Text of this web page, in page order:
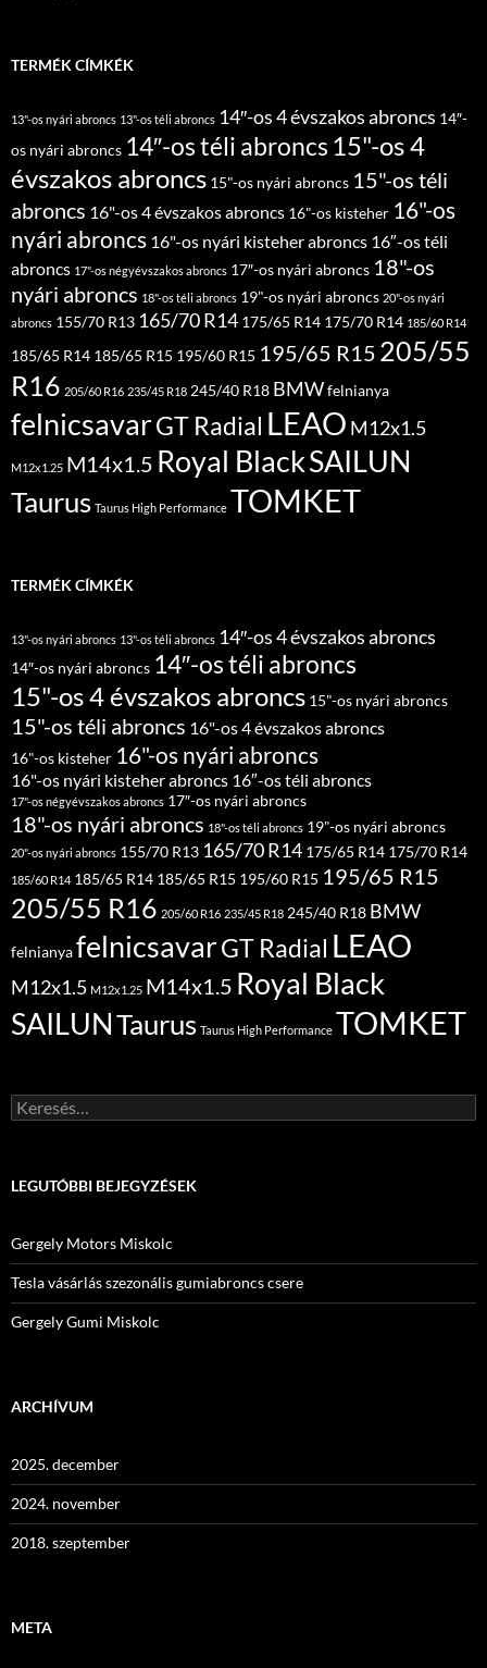
TERMÉK CÍMKÉK
13"-os nyári abroncs 13"-os téli abroncs 14″-os 4 évszakos abroncs 14″-
os nyári abroncs 14″-os téli abroncs 15"-os 4
évszakos abroncs 15"-os nyári abroncs 15"-os téli
abroncs 16"-os 4 évszakos abroncs 16"-os kisteher 16"-os
nyári abroncs 16"-os nyári kisteher abroncs 16″-os téli
abroncs 17"-os négyévszakos abroncs 17″-os nyári abroncs 18"-os
nyári abroncs 18"-os téli abroncs 19"-os nyári abroncs 20"-os nyári
abroncs 155/70 R13 165/70 R14 175/65 R14 175/70 R14 185/60 R14
185/65 R14 185/65 R15 195/60 R15 195/65 R15 205/55
R16 205/60 R16 235/45 R18 245/40 R18 BMWfelnianya
felnicsavarGT Radial LEAO M12x1.5
M12x1.25 M14x1.5 Royal BlackSAILUN
Taurus Taurus High Performance TOMKET
TERMÉK CÍMKÉK
13"-os nyári abroncs 13"-os téli abroncs 14″-os 4 évszakos abroncs
14″-os nyári abroncs 14″-os téli abroncs
15"-os 4 évszakos abroncs 15"-os nyári abroncs
15"-os téli abroncs 16"-os 4 évszakos abroncs
16"-os kisteher 16"-os nyári abroncs
16"-os nyári kisteher abroncs 16″-os téli abroncs
17"-os négyévszakos abroncs 17″-os nyári abroncs
18"-os nyári abroncs 18"-os téli abroncs 19"-os nyári abroncs
20"-os nyári abroncs 155/70 R13 165/70 R14 175/65 R14 175/70 R14
185/60 R14 185/65 R14 185/65 R15 195/60 R15 195/65 R15
205/55 R16 205/60 R16 235/45 R18 245/40 R18 BMW
felnianyafelnicsavarGT Radial LEAO
M12x1.5 M12x1.25 M14x1.5 Royal Black
SAILUNTaurus Taurus High Performance TOMKET
Keresés:
LEGUTÓBBI BEJEGYZÉSEK
Gergely Motors Miskolc
Tesla vásárlás szezonális gumiabroncs csere
Gergely Gumi Miskolc
ARCHÍVUM
2025. december
2024. november
2018. szeptember
META